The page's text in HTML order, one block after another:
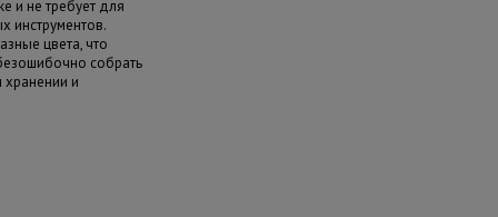
и не требует для
инструментов.
цвета, что
собрать
хранении и